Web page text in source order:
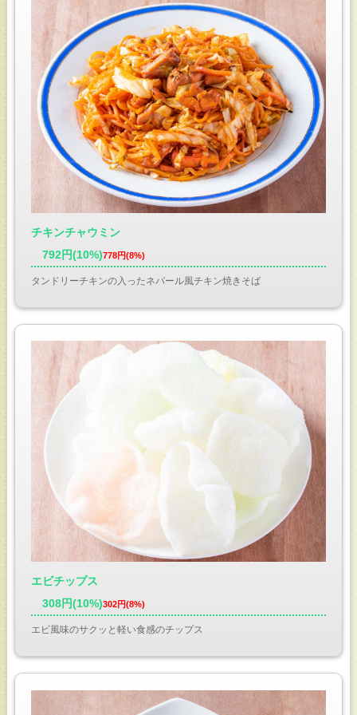
チキンチャウミン
792円(10%)778円(8%)
タンドリーチキンの入ったネパール風チキン焼きそば
エビチップス
308円(10%)302円(8%)
エビ風味のサクッと軽い食感のチップス